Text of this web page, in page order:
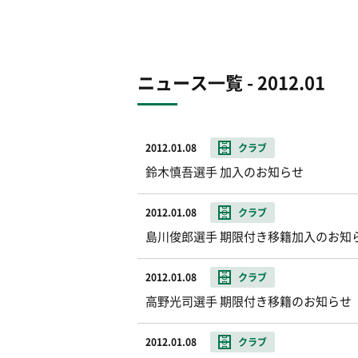
ニュース一覧 - 2012.01
2012.01.08 クラブ
鈴木慎吾選手 加入のお知らせ
2012.01.08 クラブ
島川俊郎選手 期限付き移籍加入のお知
2012.01.08 クラブ
高野光司選手 期限付き移籍のお知らせ
2012.01.08 クラブ